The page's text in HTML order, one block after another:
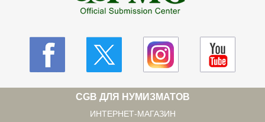
CGB ДЛЯ НУМИЗМАТОВ
ИНТЕРНЕТ-МАГАЗИН